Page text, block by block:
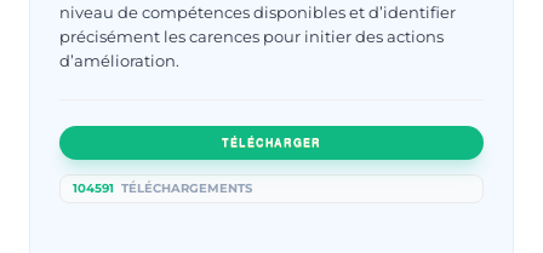
niveau de compétences disponibles et d’identifier
précisément les carences pour initier des actions
d’amélioration.
TÉLÉCHARGER
104591 TÉLÉCHARGEMENTS